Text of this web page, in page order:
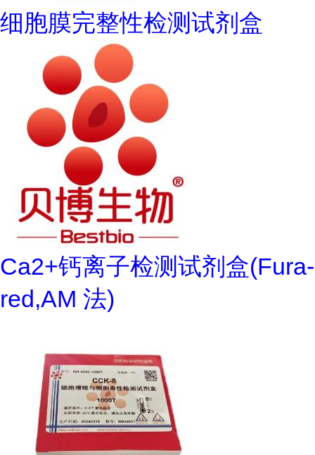
细胞膜完整性检测试剂盒
Ca2+钙离子检测试剂盒(Fura-
red,AM 法)